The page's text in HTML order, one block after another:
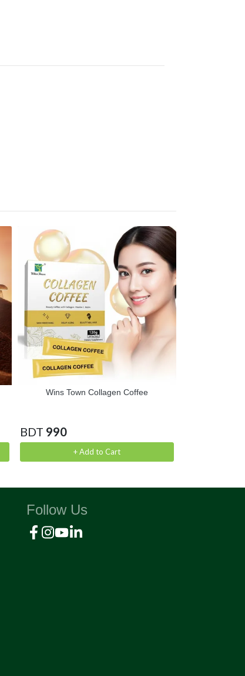
Wins Town Collagen Coffee
BDT 990
+ Add to Cart
Follow Us